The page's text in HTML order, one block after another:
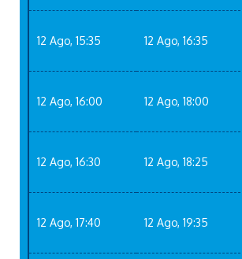
12 Ago, 15:35 12 Ago, 16:35
12 Ago, 16:00 12 Ago, 18:00
12 Ago, 16:30 12 Ago, 18:25
12 Ago, 17:40 12 Ago, 19:35